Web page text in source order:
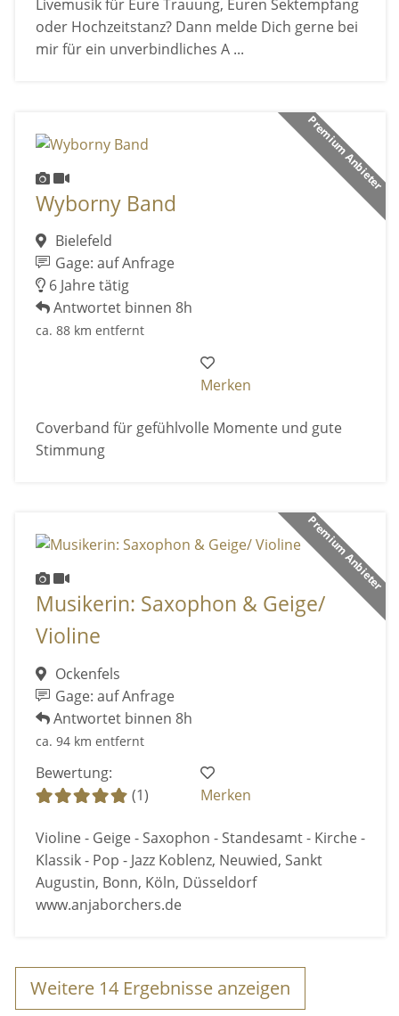
Livemusik für Eure Trauung, Euren Sektempfang
oder Hochzeitstanz? Dann melde Dich gerne bei
mir für ein unverbindliches A ...
Premium Anbieter
Wyborny Band
Bielefeld
Gage: auf Anfrage
6 Jahre tätig
Antwortet binnen 8h
ca. 88 km entfernt
Merken
Coverband für gefühlvolle Momente und gute
Stimmung
Premium Anbieter
Musikerin: Saxophon & Geige/
Violine
Ockenfels
Gage: auf Anfrage
Antwortet binnen 8h
ca. 94 km entfernt
Bewertung:
(1)
Merken
Violine - Geige - Saxophon - Standesamt - Kirche -
Klassik - Pop - Jazz Koblenz, Neuwied, Sankt
Augustin, Bonn, Köln, Düsseldorf
www.anjaborchers.de
Weitere 14 Ergebnisse anzeigen